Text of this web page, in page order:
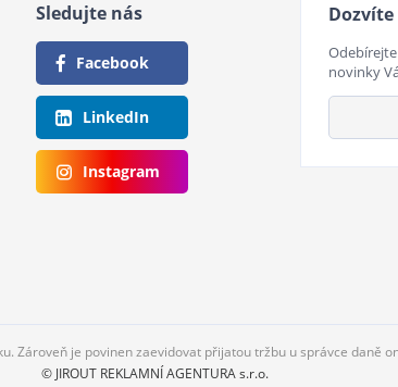
Sledujte nás
Facebook
LinkedIn
Instagram
novinky
Zároveň je povinen zaevidovat přijatou tržbu u správce daně
© JIROUT REKLAMNÍ AGENTURA s.r.o.